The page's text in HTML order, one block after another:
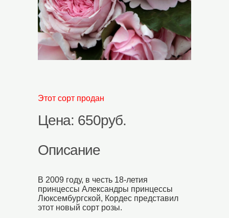
Этот сорт продан
Цена: 650руб.
Описание
В 2009 году, в честь 18-летия
принцессы Александры принцессы
Люксембургской, Кордес представил
этот новый сорт розы.